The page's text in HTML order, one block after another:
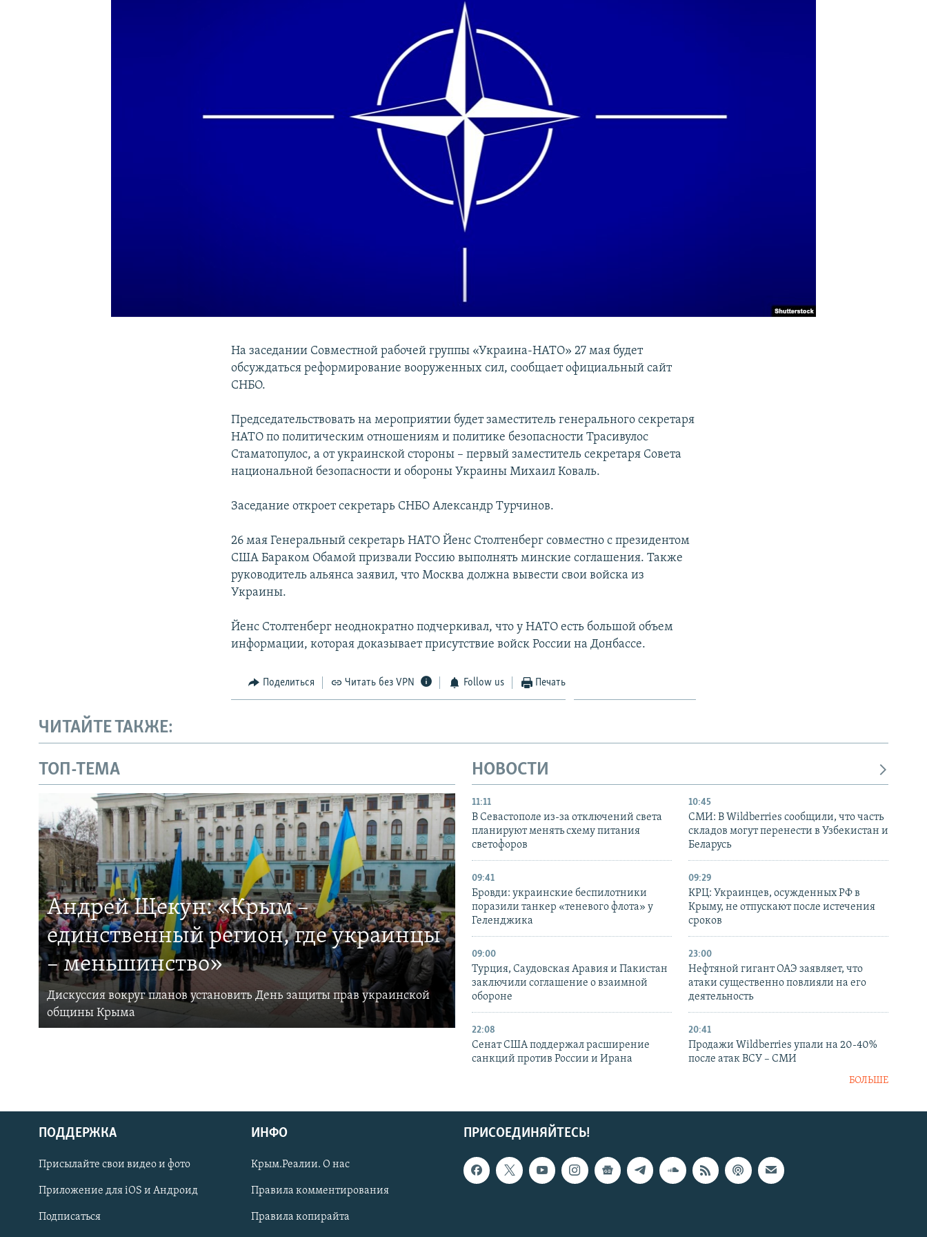
Українською
Qırımtatar
ПРИСОЕДИНЯЙТЕСЬ!
На заседании Совместной рабочей группы «Украина-НАТО» 27 мая будет
обсуждаться реформирование вооруженных сил, сообщает официальный сайт
СНБО.
Председательствовать на мероприятии будет заместитель генерального секретаря
НАТО по политическим отношениям и политике безопасности Трасивулос
Стаматопулос, а от украинской стороны – первый заместитель секретаря Совета
национальной безопасности и обороны Украины Михаил Коваль.
Заседание откроет секретарь СНБО Александр Турчинов.
26 мая Генеральный секретарь НАТО Йенс Столтенберг совместно с президентом
США Бараком Обамой призвали Россию выполнять минские соглашения. Также
руководитель альянса заявил, что Москва должна вывести свои войска из
Украины.
Йенс Столтенберг неоднократно подчеркивал, что у НАТО есть большой объем
информации, которая доказывает присутствие войск России на Донбассе.
Поделиться Читать без VPN Follow us Печать
ЧИТАЙТЕ ТАКЖЕ:
ТОП-ТЕМА
Андрей Щекун: «Крым –
единственный регион, где украинцы
– меньшинство»
Дискуссия вокруг планов установить День защиты прав украинской
общины Крыма
НОВОСТИ
11:11
В Севастополе из-за отключений света
планируют менять схему питания
светофоров
10:45
СМИ: В Wildberries сообщили, что часть
складов могут перенести в Узбекистан и
Беларусь
09:41
Бровди: украинские беспилотники
поразили танкер «теневого флота» у
Геленджика
09:29
КРЦ: Украинцев, осужденных РФ в
Крыму, не отпускают после истечения
сроков
09:00
Турция, Саудовская Аравия и Пакистан
заключили соглашение о взаимной
обороне
23:00
Нефтяной гигант ОАЭ заявляет, что
атаки существенно повлияли на его
деятельность
22:08
Сенат США поддержал расширение
санкций против России и Ирана
20:41
Продажи Wildberries упали на 20-40%
после атак ВСУ – СМИ
БОЛЬШЕ
ПРИСОЕДИНЯЙТЕСЬ!
ПОДДЕРЖКА
Присылайте свои видео и фото
Приложение для iOS и Андроид
Подписаться
ИНФО
Крым.Реалии. О нас
Правила комментирования
Правила копирайта